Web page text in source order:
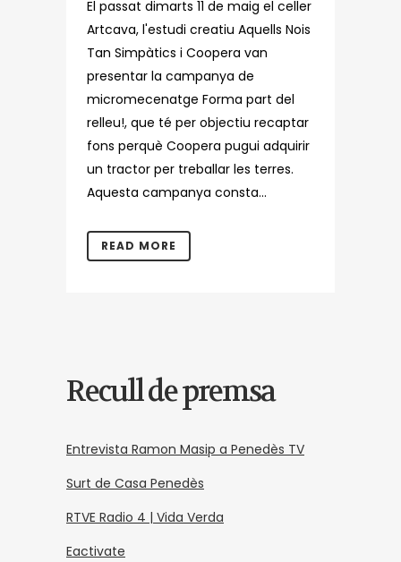
El passat dimarts 11 de maig el celler
Artcava, l'estudi creatiu Aquells Nois
Tan Simpàtics i Coopera van
presentar la campanya de
micromecenatge Forma part del
relleu!, que té per objectiu recaptar
fons perquè Coopera pugui adquirir
un tractor per treballar les terres.
Aquesta campanya consta...
READ MORE
Recull de premsa
Entrevista Ramon Masip a Penedès TV
Surt de Casa Penedès
RTVE Radio 4 | Vida Verda
Eactivate